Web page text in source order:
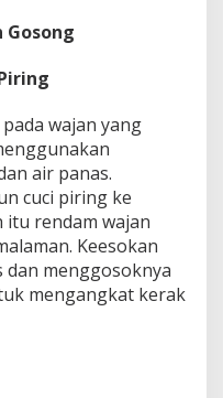
Gosong
wajan yang
air panas.
cuci piring ke
itu rendam wajan
Keesokan
‎dan menggosoknya
mengangkat kerak